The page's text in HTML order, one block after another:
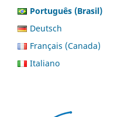
Português (Brasil)
Deutsch
Français (Canada)
Italiano